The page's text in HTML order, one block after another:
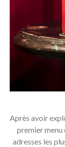
Après avoir
premier menu
adresses les